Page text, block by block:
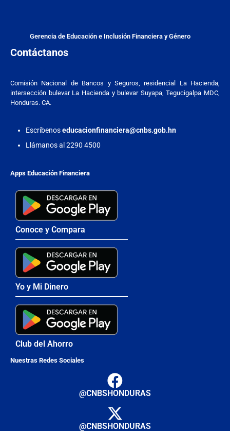
Gerencia de Educación e Inclusión Financiera y Género
Contáctanos
Comisión Nacional de Bancos y Seguros, residencial La Hacienda,
intersección bulevar La Hacienda y bulevar Suyapa, Tegucigalpa MDC,
Honduras. CA.
Escríbenoseducacionfinanciera@cnbs.gob.hn
Llámanos al 2290 4500
Apps Educación Financiera
Conoce y Compara
Yo y Mi Dinero
Club del Ahorro
Nuestras Redes Sociales
@CNBSHONDURAS
@CNBSHONDURAS